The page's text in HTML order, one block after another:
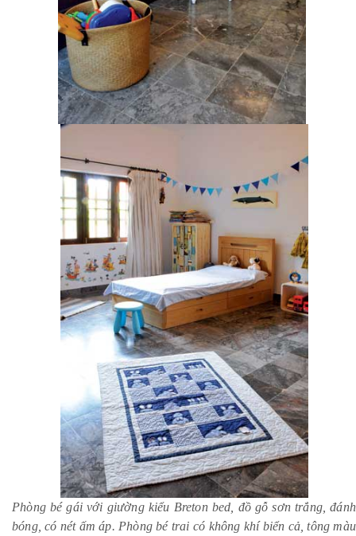
Phòng bé gái với giường kiểu Breton bed, đồ gỗ sơn trắng, đánh
bóng, có nét ấm áp. Phòng bé trai có không khí biển cả, tông màu